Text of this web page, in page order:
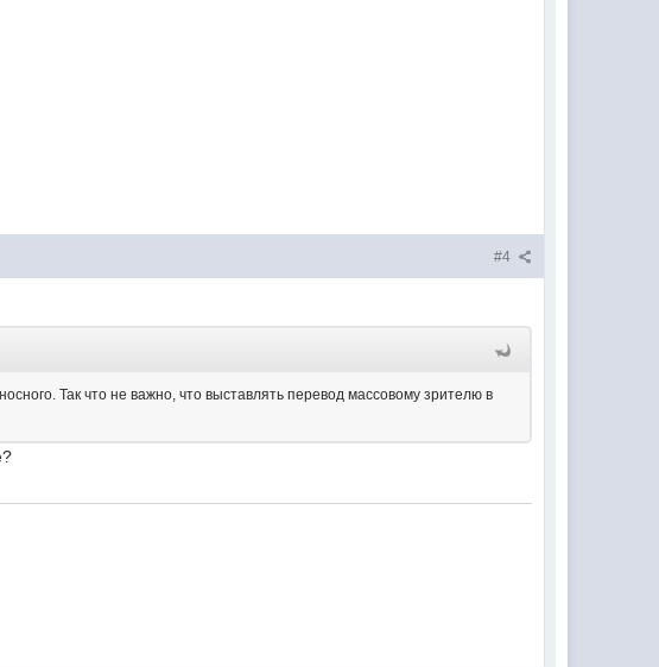
#4
Так что не важно, что выставлять перевод массовому зрителю в